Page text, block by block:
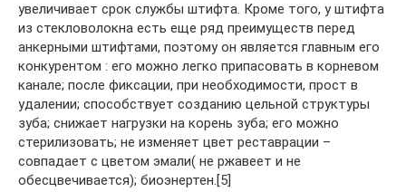
увеличивает срок службы штифта. Кроме того, у штифта
из стекловолокна есть еще ряд преимуществ перед
анкерными штифтами, поэтому он является главным его
конкурентом : его можно легко припасовать в корневом
канале; после фиксации, при необходимости, прост в
удалении; способствует созданию цельной структуры
зуба; снижает нагрузки на корень зуба; его можно
стерилизовать; не изменяет цвет реставрации –
совпадает с цветом эмали( не ржавеет и не
обесцвечивается); биоэнертен.[5]